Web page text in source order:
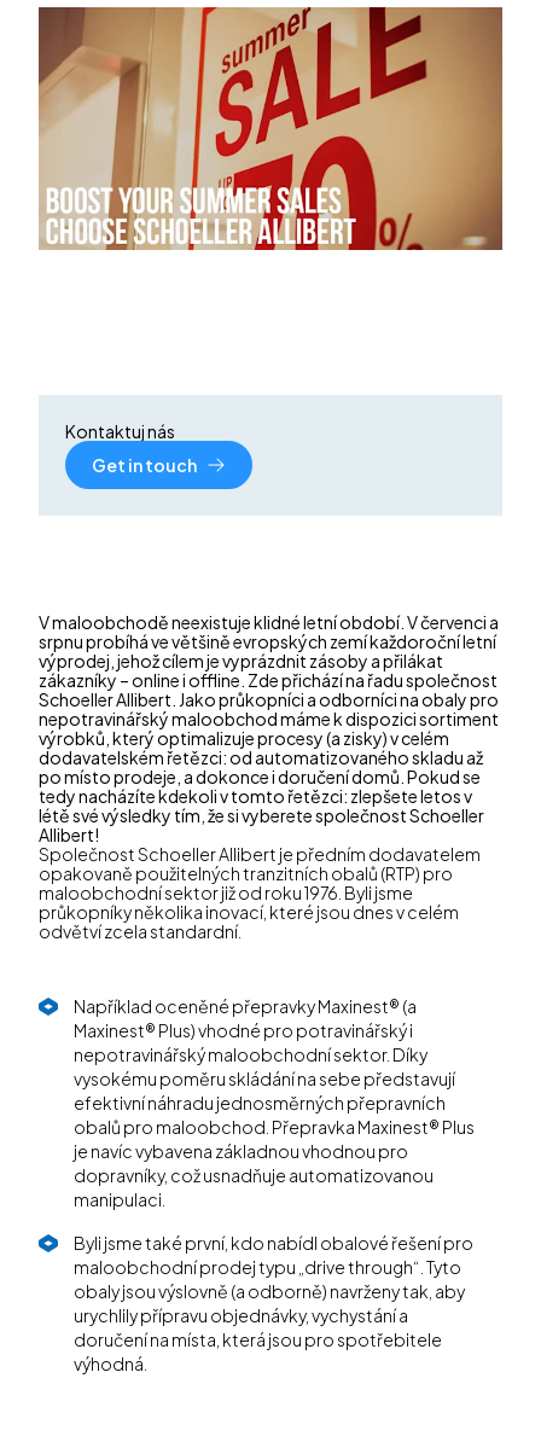
Kontaktuj nás
Get in touch
V maloobchodě neexistuje klidné letní období. V červenci a
srpnu probíhá ve většině evropských zemí každoroční letní
výprodej, jehož cílem je vyprázdnit zásoby a přilákat
zákazníky – online i offline. Zde přichází na řadu společnost
Schoeller Allibert. Jako průkopníci a odborníci na obaly pro
nepotravinářský maloobchod máme k dispozici sortiment
výrobků, který optimalizuje procesy (a zisky) v celém
dodavatelském řetězci: od automatizovaného skladu až
po místo prodeje, a dokonce i doručení domů. Pokud se
tedy nacházíte kdekoli v tomto řetězci: zlepšete letos v
létě své výsledky tím, že si vyberete společnost Schoeller
Allibert!
Společnost Schoeller Allibert je předním dodavatelem
opakovaně použitelných tranzitních obalů (RTP) pro
maloobchodní sektor již od roku 1976. Byli jsme
průkopníky několika inovací, které jsou dnes v celém
odvětví zcela standardní.
Například oceněné přepravky Maxinest® (a
Maxinest® Plus) vhodné pro potravinářský i
nepotravinářský maloobchodní sektor. Díky
vysokému poměru skládání na sebe představují
efektivní náhradu jednosměrných přepravních
obalů pro maloobchod. Přepravka Maxinest® Plus
je navíc vybavena základnou vhodnou pro
dopravníky, což usnadňuje automatizovanou
manipulaci.
Byli jsme také první, kdo nabídl obalové řešení pro
maloobchodní prodej typu „drive through“. Tyto
obaly jsou výslovně (a odborně) navrženy tak, aby
urychlily přípravu objednávky, vychystání a
doručení na místa, která jsou pro spotřebitele
výhodná.